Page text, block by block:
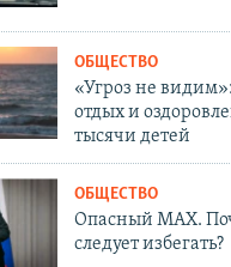
ОБЩЕСТВО
«Угроз не
отдых и
тысячи детей
ОБЩЕСТВО
Опасный MAX.
следует избегать?